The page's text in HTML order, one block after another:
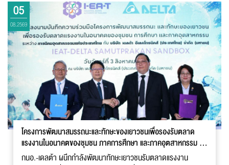
05
08.2569
โครงการพัฒนาสมรรถนะและทักษะของเยาวชนเพื่อรองรับตลาด
แรงงานในอนาคตของชุมชน ภาคการศึกษา และภาคอุตสาหกรรม (I-
EA-T - Delta SAMUTPRAKAN SANDBOX)
กนอ.-เดลต้า ผนึกกำลังพัฒนาทักษะเยาวชนรับตลาดแรงงาน